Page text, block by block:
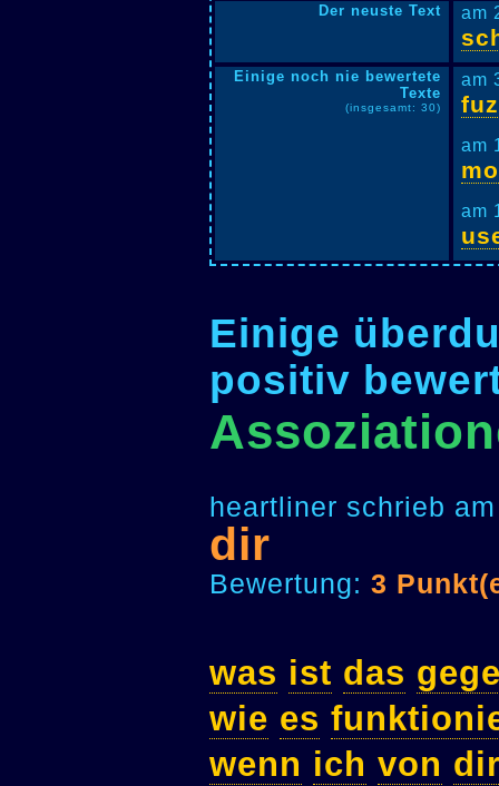
Der neuste Text am
Einige noch nie bewertete
Texte
(insgesamt: 30)
am
am
am
Einige
positiv
heartliner schrieb
dir
Bewertung: 3
was ist das
wie es
wenn ich von